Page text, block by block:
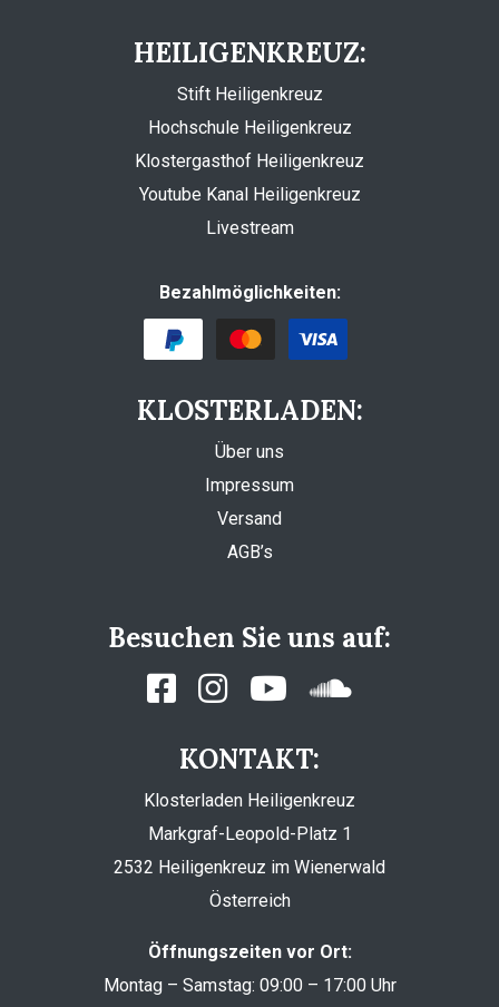
HEILIGENKREUZ:
Stift Heiligenkreuz
Hochschule Heiligenkreuz
Klostergasthof Heiligenkreuz
Youtube Kanal Heiligenkreuz
Livestream
Bezahlmöglichkeiten:
KLOSTERLADEN:
Über uns
Impressum
Versand
AGB’s
Besuchen Sie uns auf:
KONTAKT:
Klosterladen Heiligenkreuz
Markgraf-Leopold-Platz 1
2532 Heiligenkreuz im Wienerwald
Österreich
Öffnungszeiten vor Ort:
Montag – Samstag: 09:00 – 17:00 Uhr